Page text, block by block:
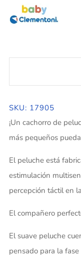
SKU: 17905
¡Un cachorro de
más pequeños
El peluche está
estimulación
percepción táctil en
El compañero
El suave peluche
pensado para la